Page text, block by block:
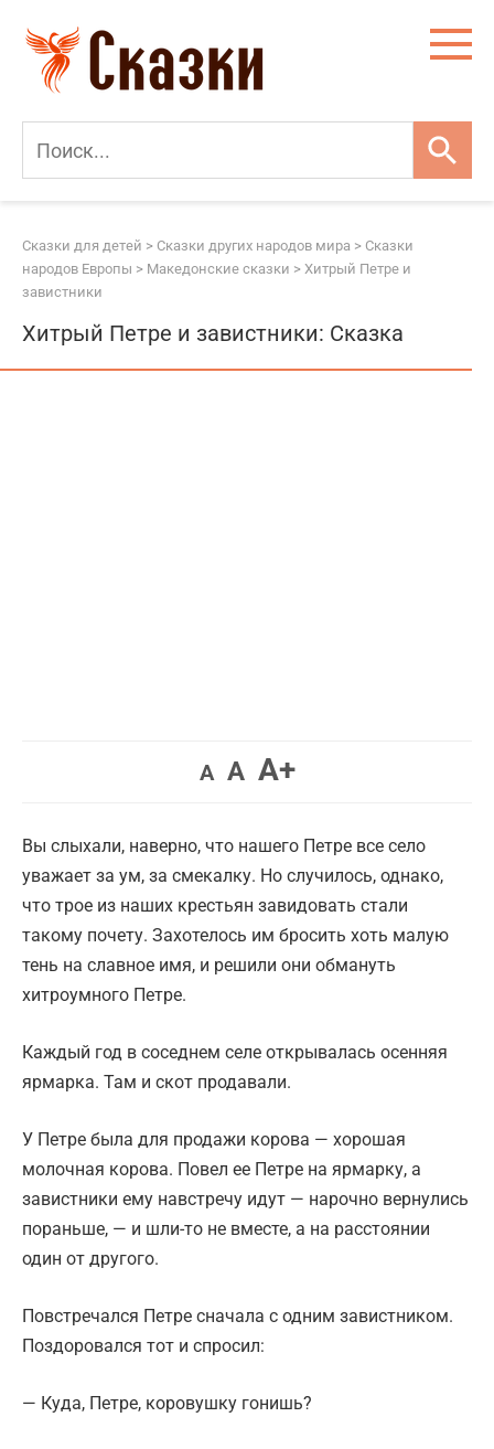
контенту
Сказки для детей > Сказки других народов мира > Сказки
народов Европы > Македонские сказки > Хитрый Петре и
завистники
Хитрый Петре и завистники: Сказка
AУменьшить
AВернуть
A+Увеличить
Вы слыхали, наверно, что нашего Петре все село
уважает за ум, за смекалку. Но случилось, однако,
что трое из наших крестьян завидовать стали
такому почету. Захотелось им бросить хоть малую
тень на славное имя, и решили они обмануть
хитроумного Петре.
Каждый год в соседнем селе открывалась осенняя
ярмарка. Там и скот продавали.
У Петре была для продажи корова — хорошая
молочная корова. Повел ее Петре на ярмарку, а
завистники ему навстречу идут — нарочно вернулись
пораньше, — и шли-то не вместе, а на расстоянии
один от другого.
Повстречался Петре сначала с одним завистником.
Поздоровался тот и спросил:
— Куда, Петре, коровушку гонишь?